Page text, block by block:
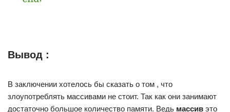
Вывод :
В заключении хотелось бы сказать о том , что
злоупотреблять массивами не стоит. Так как они занимают
достаточно большое количество памяти. Ведь массив это